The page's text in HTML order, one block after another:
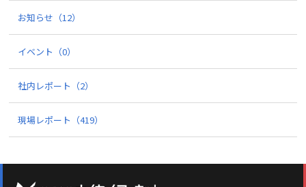
お知らせ （12）
イベント （0）
社内レポート （2）
現場レポート （419）